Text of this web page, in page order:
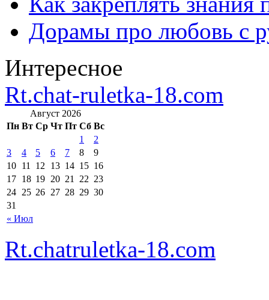
Дорамы про любовь с
Интересное
Rt.chat-ruletka-18.com
Август 2026
Пн Вт Ср Чт Пт Сб Вс
« Июл
1
2
3
4 5 6 7 8
9
10 11 12 13 14 15 16
17 18 19 20 21 22 23
24 25 26 27 28 29 30
31
Rt.chatruletka-18.com